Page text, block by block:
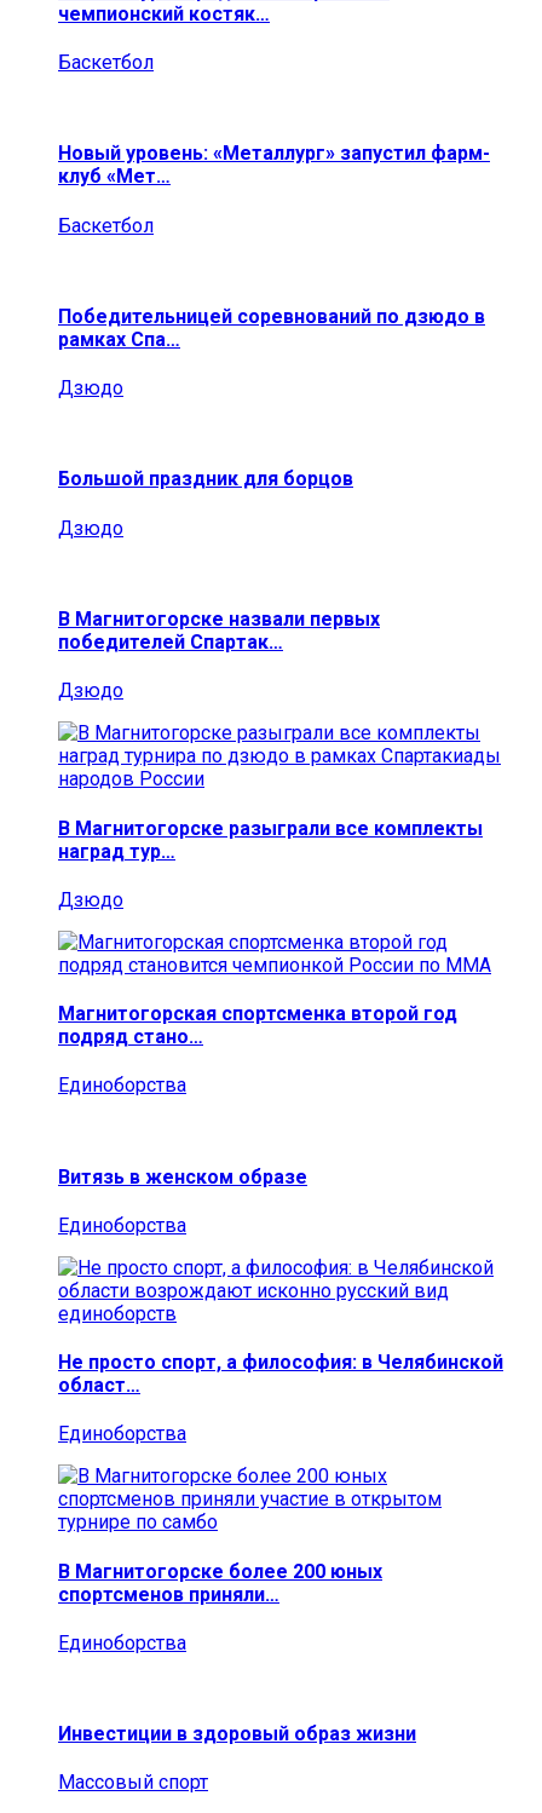
чемпионский костяк…
Баскетбол
Новый уровень: «Металлург» запустил фарм-
клуб «Мет…
Баскетбол
Победительницей соревнований по дзюдо в
рамках Спа…
Дзюдо
Большой праздник для борцов
Дзюдо
В Магнитогорске назвали первых
победителей Спартак…
Дзюдо
В Магнитогорске разыграли все комплекты
наград тур…
Дзюдо
Магнитогорская спортсменка второй год
подряд стано…
Единоборства
Витязь в женском образе
Единоборства
Не просто спорт, а философия: в Челябинской
област…
Единоборства
В Магнитогорске более 200 юных
спортсменов приняли…
Единоборства
Инвестиции в здоровый образ жизни
Массовый спорт